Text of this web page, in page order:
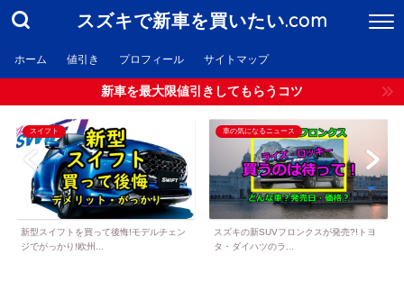
スズキで新車を買いたい.com
ホーム 値引き プロフィール サイトマップ
新車を最大限値引きしてもらうコツ
スイフト
新型スイフトを買って後悔!モデルチェン
ジでがっかり!欧州...
車の気になるニュース
スズキの新SUVフロンクスが発売?!トヨ
タ・ダイハツのラ...